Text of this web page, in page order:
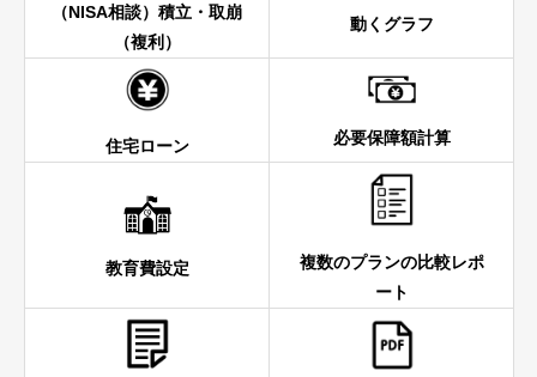
（NISA相談）積立・取崩
（複利）
動くグラフ
住宅ローン 必要保障額計算
教育費設定
複数のプランの比較レポ
ート